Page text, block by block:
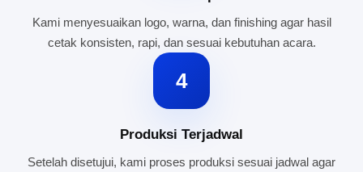
Kami menyesuaikan logo, warna, dan finishing agar hasil
cetak konsisten, rapi, dan sesuai kebutuhan acara.
4
Produksi Terjadwal
Setelah disetujui, kami proses produksi sesuai jadwal agar